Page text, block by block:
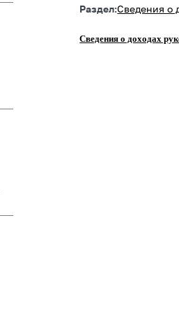
Раздел:Сведения о
Сведения о доходах